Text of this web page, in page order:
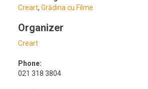
Creart,Grădina cu Filme
Organizer
Creart
Phone:
021 318 3804